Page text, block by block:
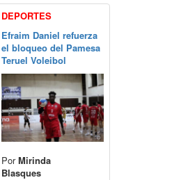
DEPORTES
Efraim Daniel refuerza
el bloqueo del Pamesa
Teruel Voleibol
PorMirinda
Blasques